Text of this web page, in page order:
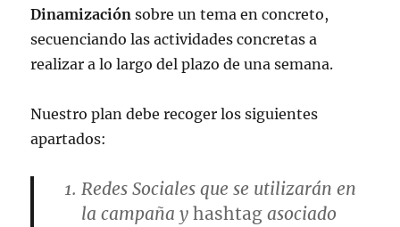
Dinamización sobre un tema en concreto,
secuenciando las actividades concretas a
realizar a lo largo del plazo de una semana.
Nuestro plan debe recoger los siguientes
apartados:
Redes Sociales que se utilizarán en
la campaña y hashtagasociado